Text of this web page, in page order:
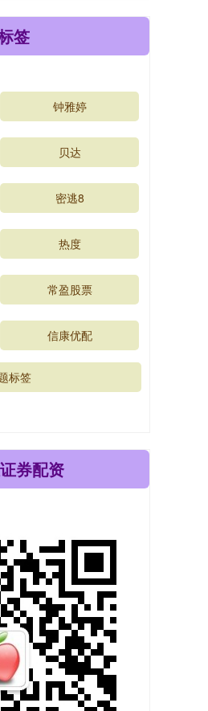
签
钟雅婷
贝达
密逃8
热度
常盈股票
信康优配
标签
券配资